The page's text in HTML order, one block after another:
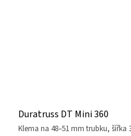
Duratruss DT Mini 360
klema na 48–51 mm trubku,